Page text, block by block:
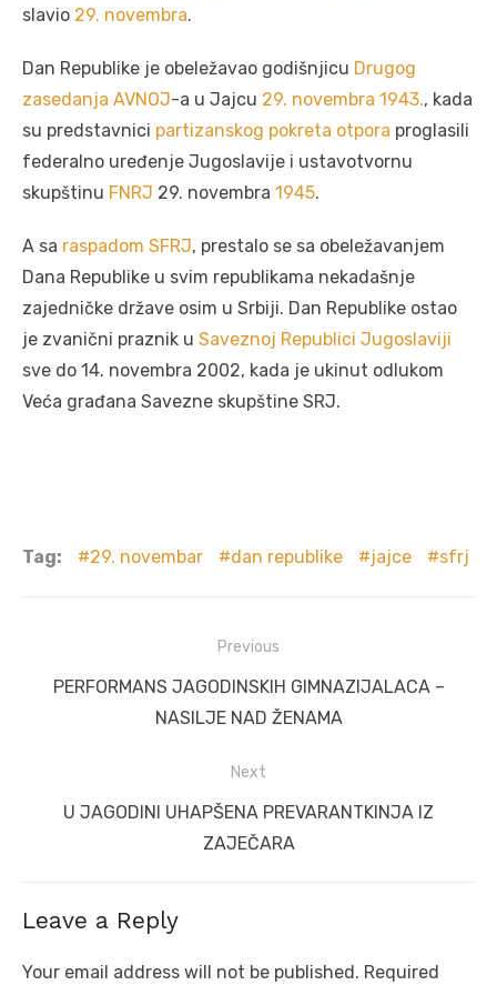
slavio 29. novembra.
Dan Republike je obeležavao godišnjicu Drugog
zasedanja AVNOJ-a u Jajcu 29. novembra 1943., kada
su predstavnici partizanskog pokreta otpora proglasili
federalno uređenje Jugoslavije i ustavotvornu
skupštinu FNRJ 29. novembra 1945.
A sa raspadom SFRJ, prestalo se sa obeležavanjem
Dana Republike u svim republikama nekadašnje
zajedničke države osim u Srbiji. Dan Republike ostao
je zvanični praznik u Saveznoj Republici Jugoslaviji
sve do 14. novembra 2002, kada je ukinut odlukom
Veća građana Savezne skupštine SRJ.
Tag: 29. novembar dan republike jajce sfrj
navigation
Previous
Previous
PERFORMANS JAGODINSKIH GIMNAZIJALACA –
NASILJE NAD ŽENAMA
Next
NextU JAGODINI UHAPŠENA PREVARANTKINJA IZ
ZAJEČARA
Leave a Reply
Your email address will not be published. Required